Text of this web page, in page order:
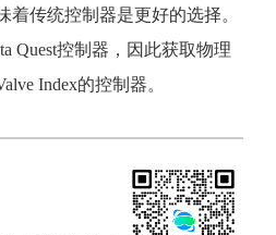
着传统控制器是更好的选择。
Quest控制器，因此获取物理
Index的控制器。